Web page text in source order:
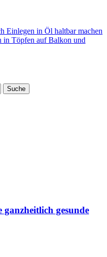
Einlegen in Öl haltbar machen
in Töpfen auf Balkon und
gesunde